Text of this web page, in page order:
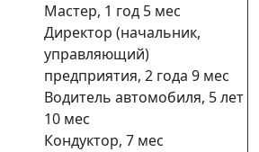
Мастер, 1 год 5 мес
Директор (начальник,
управляющий)
предприятия, 2 года 9 мес
Водитель автомобиля, 5 лет
10 мес
Кондуктор, 7 мес